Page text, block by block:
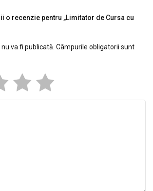
o recenzie pentru „Limitator de Cursa cu
va fi publicată. Câmpurile obligatorii sunt